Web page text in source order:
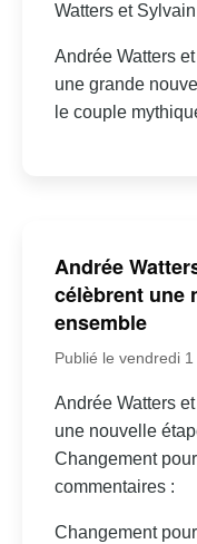
Watters et
Andrée Watters
une grande
le couple
Andrée
célèbrent une
ensemble
Publié le vendredi
Andrée Watters
une nouvelle
Changement
commentaires :
Changement